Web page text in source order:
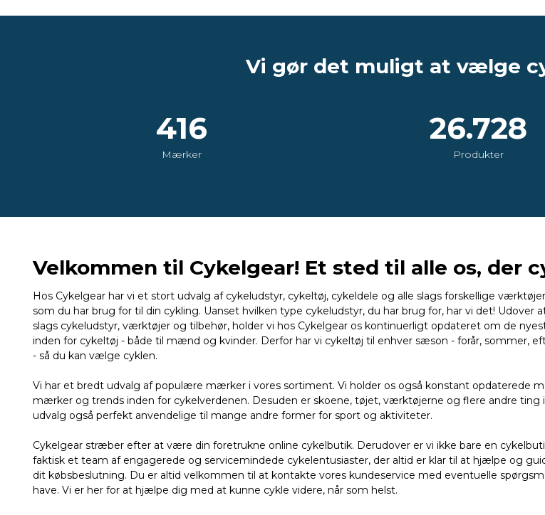
Vi gør det muligt at vælge
416
Mærker
26.728
Produkter
Velkommen til Cykelgear! Et sted til alle os, der
Hos Cykelgear har vi et stort udvalg af cykeludstyr, cykeltøj, cykeldele og alle slags forskellige
som du har brug for til din cykling. Uanset hvilken type cykeludstyr, du har brug for, har vi det! Udover
slags cykeludstyr, værktøjer og tilbehør, holder vi hos Cykelgear os kontinuerligt opdateret om de
inden for cykeltøj - både til mænd og kvinder. Derfor har vi cykeltøj til enhver sæson - forår, sommer,
- så du kan vælge cyklen.
Vi har et bredt udvalg af populære mærker i vores sortiment. Vi holder os også konstant opdaterede
mærker og trends inden for cykelverdenen. Desuden er skoene, tøjet, værktøjerne og flere andre ting
udvalg også perfekt anvendelige til mange andre former for sport og aktiviteter.
Cykelgear stræber efter at være din foretrukne online cykelbutik. Derudover er vi ikke bare en
faktisk et team af engagerede og servicemindede cykelentusiaster, der altid er klar til at hjælpe og
dit købsbeslutning. Du er altid velkommen til at kontakte vores kundeservice med eventuelle
have. Vi er her for at hjælpe dig med at kunne cykle videre, når som helst.